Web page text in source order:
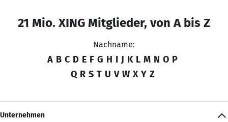
21 Mio. XING Mitglieder, von A bis Z
Nachname:
A B C D E F G H I J K L M N O P
Q R S T U V W X Y Z
Unternehmen